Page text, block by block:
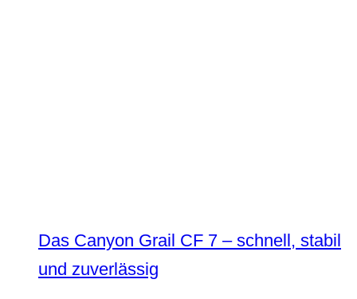
Das Canyon Grail CF 7 – schnell, stabil
und zuverlässig